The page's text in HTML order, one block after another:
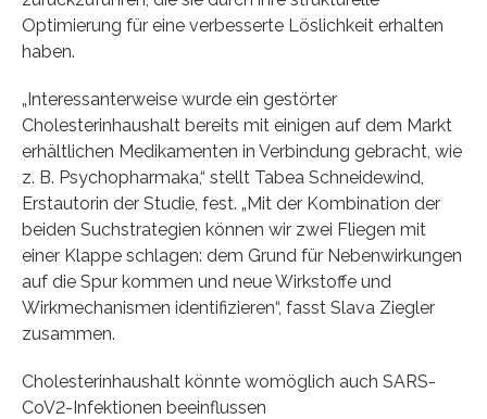
Optimierung für eine verbesserte Löslichkeit erhalten
haben.
„Interessanterweise wurde ein gestörter
Cholesterinhaushalt bereits mit einigen auf dem Markt
erhältlichen Medikamenten in Verbindung gebracht, wie
z. B. Psychopharmaka,“ stellt Tabea Schneidewind,
Erstautorin der Studie, fest. „Mit der Kombination der
beiden Suchstrategien können wir zwei Fliegen mit
einer Klappe schlagen: dem Grund für Nebenwirkungen
auf die Spur kommen und neue Wirkstoffe und
Wirkmechanismen identifizieren“, fasst Slava Ziegler
zusammen.
Cholesterinhaushalt könnte womöglich auch SARS-
CoV2-Infektionen beeinflussen